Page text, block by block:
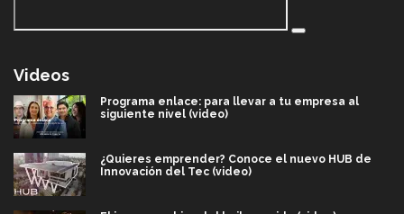
Videos
Programa enlace: para llevar a tu empresa al
siguiente nivel (video)
¿Quieres emprender? Conoce el nuevo HUB de
Innovación del Tec (video)